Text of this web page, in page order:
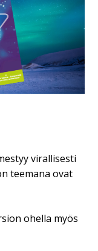
virallisesti
teemana ovat
ohella myös